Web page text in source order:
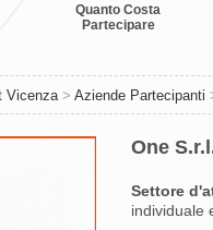
Quanto Costa
Partecipare
Vicenza> Aziende Partecipanti
One
Settore
individuale